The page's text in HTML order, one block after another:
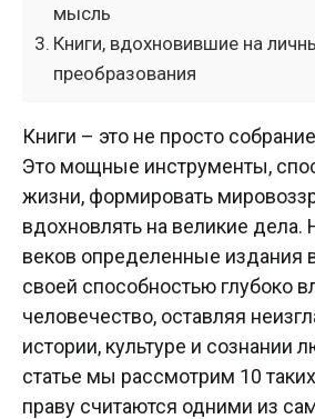
мысль
Книги, вдохновившие на
преобразования
Книги – это не просто
Это мощные инструменты,
жизни, формировать
вдохновлять на великие дела.
веков определенные издания
своей способностью глубоко
человечество, оставляя
истории, культуре и сознании
статье мы рассмотрим 10
праву считаются одними из